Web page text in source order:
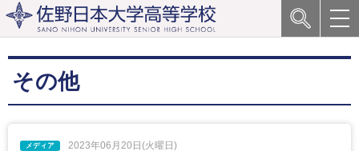
その他
2023年06月20日(火曜日)